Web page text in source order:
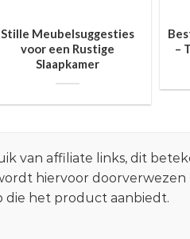
Stille Meubelsuggesties
voor een Rustige
Slaapkamer
–
van affiliate links, dit
hiervoor
het product aanbiedt.